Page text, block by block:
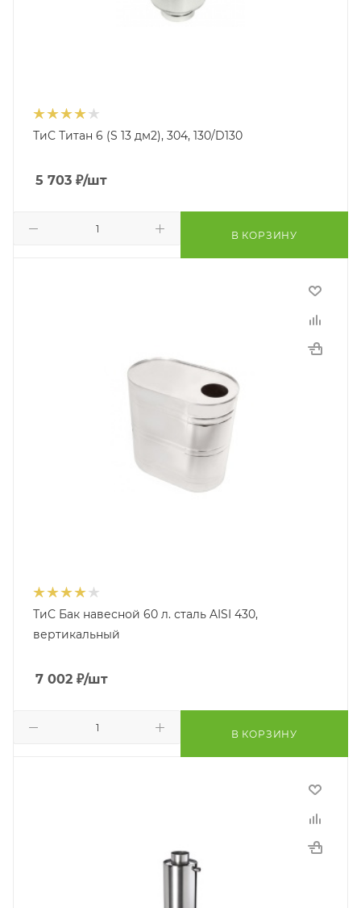
ТиС Титан 6 (S 13 дм2), 304, 130/D130
5 703 ₽/шт
В КОРЗИНУ
ТиС Бак навесной 60 л. сталь AISI 430,
вертикальный
7 002 ₽/шт
В КОРЗИНУ